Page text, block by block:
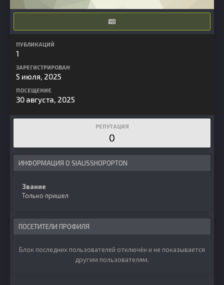
ПУБЛИКАЦИЙ
1
ЗАРЕГИСТРИРОВАН
5 июля, 2025
ПОСЕЩЕНИЕ
30 августа, 2025
РЕПУТАЦИЯ
0
ИНФОРМАЦИЯ О SIALISSHOPOPTON
Звание
Только пришел
ПОСЕТИТЕЛИ ПРОФИЛЯ
Блок последних пользователей отключён и не показывается
другим пользователям.